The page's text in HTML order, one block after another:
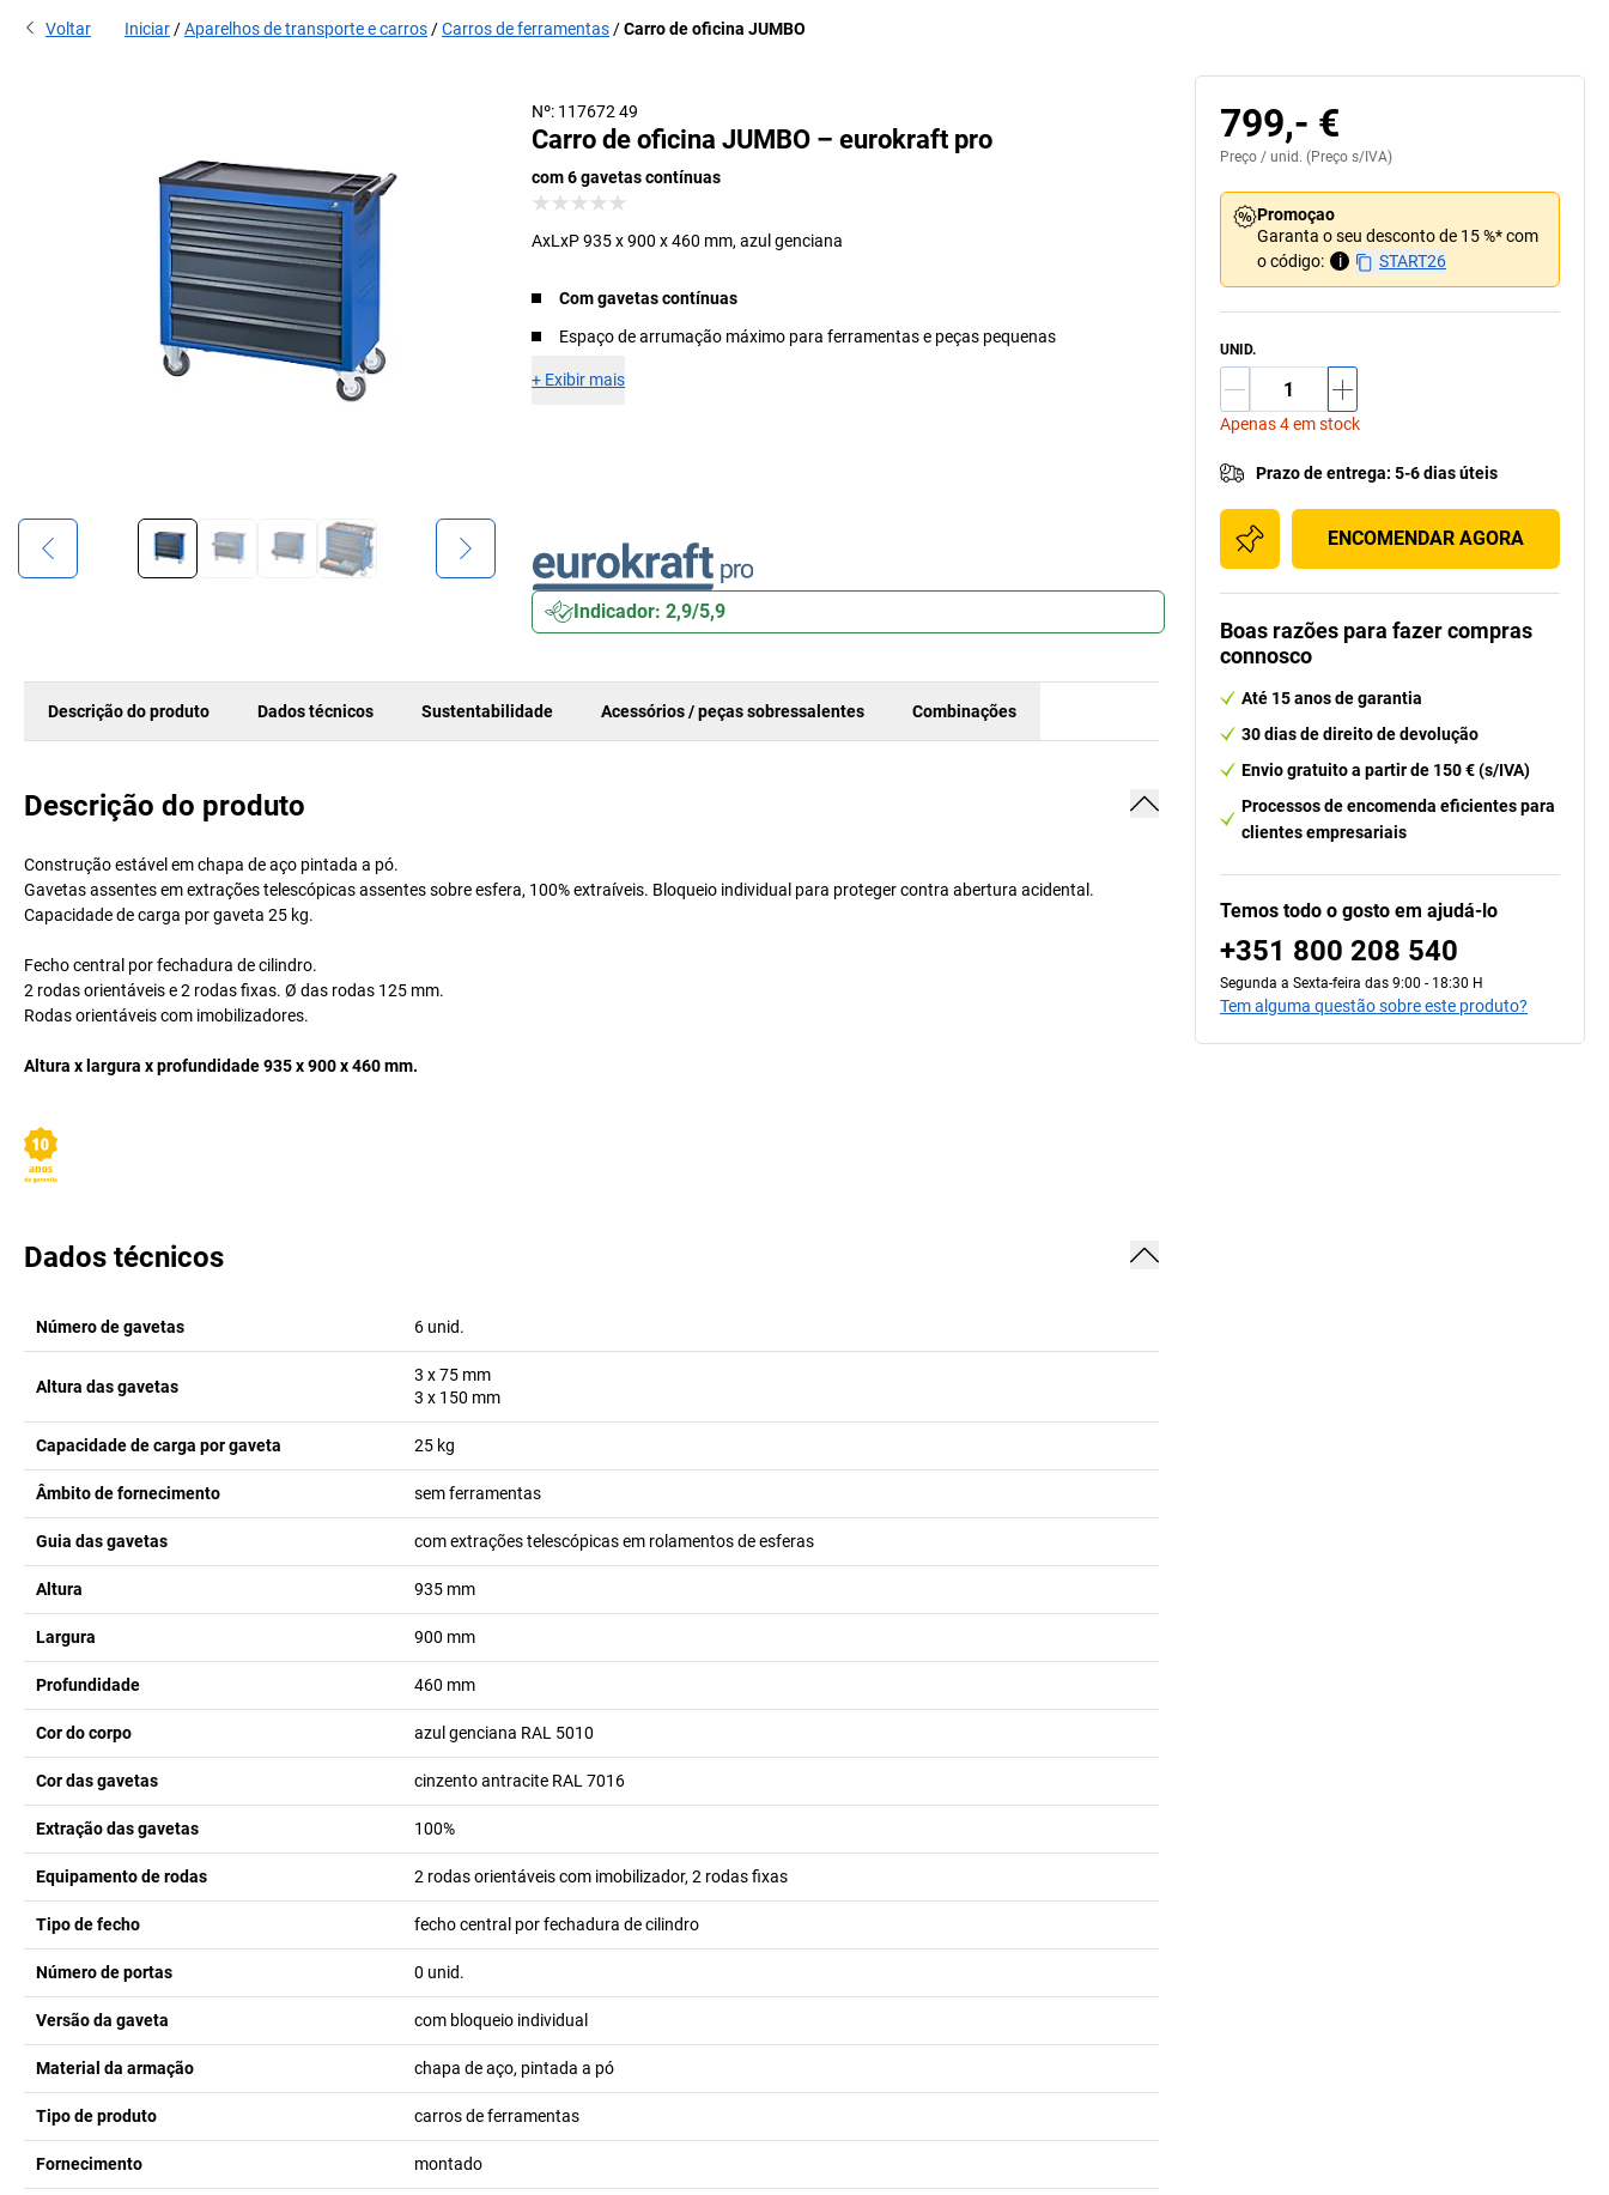
Voltar Iniciar Aparelhos de transporte e carros Carros de ferramentas Carro de oficina JUMBO
Nº: 117672 49
Carro de oficina JUMBO – eurokraft pro
com 6 gavetas contínuas
AxLxP 935 x 900 x 460 mm, azul genciana
Com gavetas contínuas
Espaço de arrumação máximo para ferramentas e peças pequenas
+ Exibir mais
Indicador: 2,9/5,9
Descrição do produto Dados técnicos Sustentabilidade Acessórios / peças sobressalentes Combinações
Descrição do produto
Construção estável em chapa de aço pintada a pó.
Gavetas assentes em extrações telescópicas assentes sobre esfera, 100% extraíveis. Bloqueio individual para proteger contra abertura acidental.
Capacidade de carga por gaveta 25 kg.
Fecho central por fechadura de cilindro.
2 rodas orientáveis e 2 rodas fixas. Ø das rodas 125 mm.
Rodas orientáveis com imobilizadores.
Altura x largura x profundidade 935 x 900 x 460 mm.
Dados técnicos
Número de gavetas 6 unid.
Altura das gavetas
3 x 75 mm
3 x 150 mm
Capacidade de carga por gaveta 25 kg
Âmbito de fornecimento sem ferramentas
Guia das gavetas com extrações telescópicas em rolamentos de esferas
Altura 935 mm
Largura 900 mm
Profundidade 460 mm
Cor do corpo azul genciana RAL 5010
Cor das gavetas cinzento antracite RAL 7016
Extração das gavetas 100%
Equipamento de rodas 2 rodas orientáveis com imobilizador, 2 rodas fixas
Tipo de fecho fecho central por fechadura de cilindro
Número de portas 0 unid.
Versão da gaveta com bloqueio individual
Material da armação chapa de aço, pintada a pó
Tipo de produto carros de ferramentas
Fornecimento montado
799,- €
Preço / unid. (Preço s/IVA)
Promoçao
Garanta o seu desconto de 15 %* com
o código:
i START26
UNID.
Apenas 4 em stock
Prazo de entrega: 5-6 dias úteis
ENCOMENDAR AGORA
Boas razões para fazer compras
connosco
Até 15 anos de garantia
30 dias de direito de devolução
Envio gratuito a partir de 150 € (s/IVA)
Processos de encomenda eficientes para
clientes empresariais
Temos todo o gosto em ajudá-lo
+351 800 208 540
Segunda a Sexta-feira das 9:00 - 18:30 H
Tem alguma questão sobre este produto?